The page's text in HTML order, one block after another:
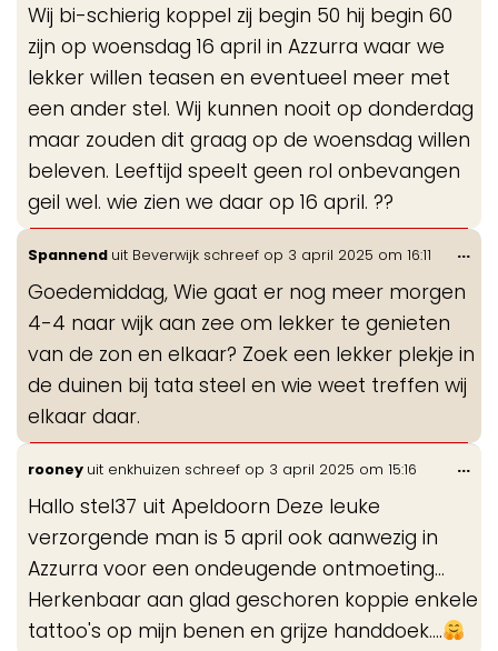
Wij bi-schierig koppel zij begin 50 hij begin 60
zijn op woensdag 16 april in Azzurra waar we
lekker willen teasen en eventueel meer met
een ander stel. Wij kunnen nooit op donderdag
maar zouden dit graag op de woensdag willen
beleven. Leeftijd speelt geen rol onbevangen
geil wel. wie zien we daar op 16 april. ??
Spannend uit Beverwijk schreef op 3 april 2025 om 16:11
Goedemiddag, Wie gaat er nog meer morgen
4-4 naar wijk aan zee om lekker te genieten
van de zon en elkaar? Zoek een lekker plekje in
de duinen bij tata steel en wie weet treffen wij
elkaar daar.
...
rooney uit enkhuizen schreef op 3 april 2025 om 15:16
Hallo stel37 uit Apeldoorn Deze leuke
verzorgende man is 5 april ook aanwezig in
Azzurra voor een ondeugende ontmoeting...
Herkenbaar aan glad geschoren koppie enkele
tattoo's op mijn benen en grijze handdoek....
...